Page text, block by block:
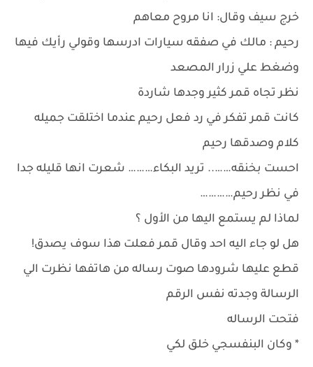
خرج سيف وقال: انا مروح معاهم
رحيم : مالك في صفقه سيارات ادرسها وقولي رأيك فيها
وضغط علي زرار المصعد
نظر تجاه قمر كثير وجدها شاردة
كانت قمر تفكر في رد فعل رحيم عندما اختلقت جميله
كلام وصدقها رحيم
احست بخنقه…….. تريد البكاء……… شعرت انها قليله جدا
في نظر رحيم…………
لماذا لم يستمع اليها من الأول ؟
هل لو جاء اليه احد وقال قمر فعلت هذا سوف يصدق!
قطع عليها شرودها صوت رساله من هاتفها نظرت الي
الرسالة وجدته نفس الرقم
فتحت الرساله
* وكان البنفسجي خلق لكي